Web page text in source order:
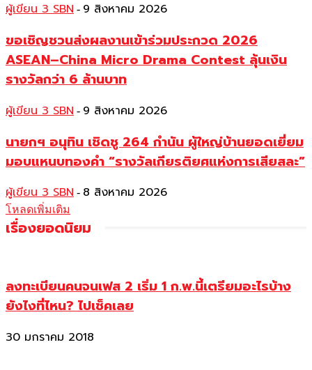
ผู้เขียน 3 SBN - 9 สิงหาคม 2026
ขอเชิญชวนส่งผลงานเข้าร่วมประกวด 2026
ASEAN–China Micro Drama Contest ลุ้นเงิน
รางวัลกว่า 6 ล้านบาท
ผู้เขียน 3 SBN - 9 สิงหาคม 2026
นายกฯ อนุทิน เชิดชู 264 กำนัน ผู้ใหญ่บ้านยอดเยี่ยม
มอบแหนบทองคำ “รางวัลเกียรติยศแห่งการเสียสละ”
ผู้เขียน 3 SBN - 8 สิงหาคม 2026
โหลดเพิ่มเติม
เรื่องยอดนิยม
ลงทะเบียนคนจนเฟส 2 เริ่ม 1 ก.พ.นี้เตรียมอะไรบ้าง
ยังไงที่ไหน? ไปเช็คเลย
30 มกราคม 2018